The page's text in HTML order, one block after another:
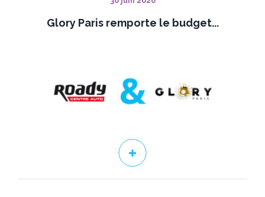
Glory Paris remporte le budget...